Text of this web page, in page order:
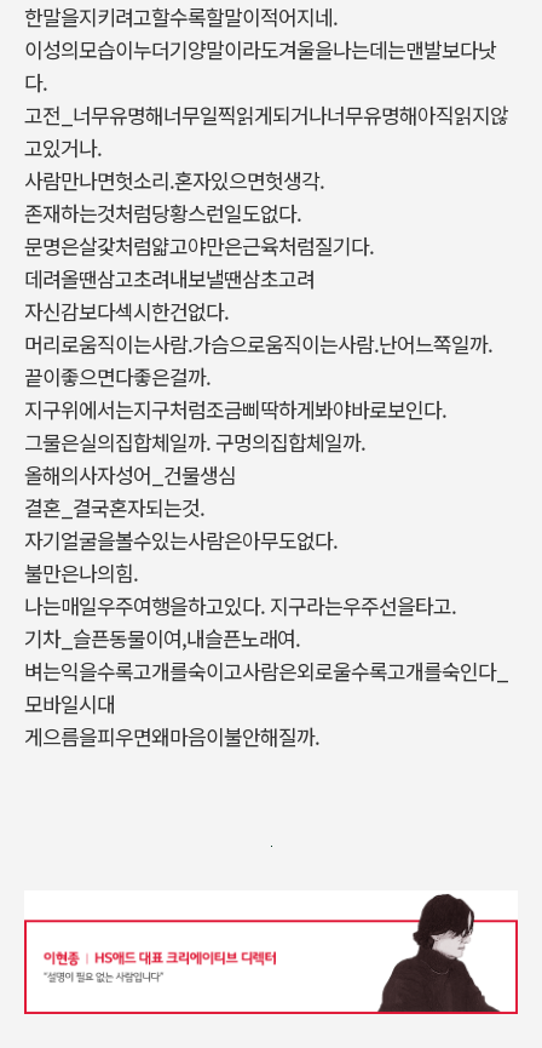
한말을지키려고할수록할말이적어지네.
이성의모습이누더기양말이라도겨울을나는데는맨발보다낫
다.
고전_너무유명해너무일찍읽게되거나너무유명해아직읽지않
고있거나.
사람만나면헛소리.혼자있으면헛생각.
존재하는것처럼당황스런일도없다.
문명은살갗처럼얇고야만은근육처럼질기다.
데려올땐삼고초려내보낼땐삼초고려
자신감보다섹시한건없다.
머리로움직이는사람.가슴으로움직이는사람.난어느쪽일까.
끝이좋으면다좋은걸까.
지구위에서는지구처럼조금삐딱하게봐야바로보인다.
그물은실의집합체일까. 구멍의집합체일까.
올해의사자성어_건물생심
결혼_결국혼자되는것.
자기얼굴을볼수있는사람은아무도없다.
불만은나의힘.
나는매일우주여행을하고있다. 지구라는우주선을타고.
기차_슬픈동물이여,내슬픈노래여.
벼는익을수록고개를숙이고사람은외로울수록고개를숙인다_
모바일시대
게으름을피우면왜마음이불안해질까.